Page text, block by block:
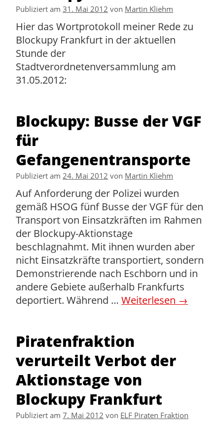
Publiziert am 31. Mai 2012 von Martin Kliehm
Hier das Wortprotokoll meiner Rede zu
Blockupy Frankfurt in der aktuellen
Stunde der
Stadtverordnetenversammlung am
31.05.2012:
Blockupy: Busse der VGF
für
Gefangenentransporte
Publiziert am 24. Mai 2012 von Martin Kliehm
Auf Anforderung der Polizei wurden
gemäß HSOG fünf Busse der VGF für den
Transport von Einsatzkräften im Rahmen
der Blockupy-Aktionstage
beschlagnahmt. Mit ihnen wurden aber
nicht Einsatzkräfte transportiert, sondern
Demonstrierende nach Eschborn und in
andere Gebiete außerhalb Frankfurts
deportiert. Während … Weiterlesen →
Piratenfraktion
verurteilt Verbot der
Aktionstage von
Blockupy Frankfurt
Publiziert am 7. Mai 2012 von ELF Piraten Fraktion